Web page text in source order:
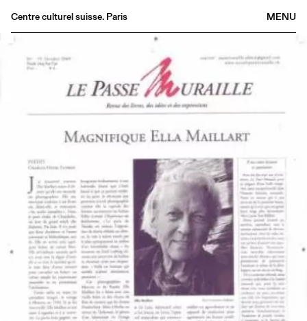
MENU
Centre culturel suisse. Paris
Agenda
Bookshop
About
/EN